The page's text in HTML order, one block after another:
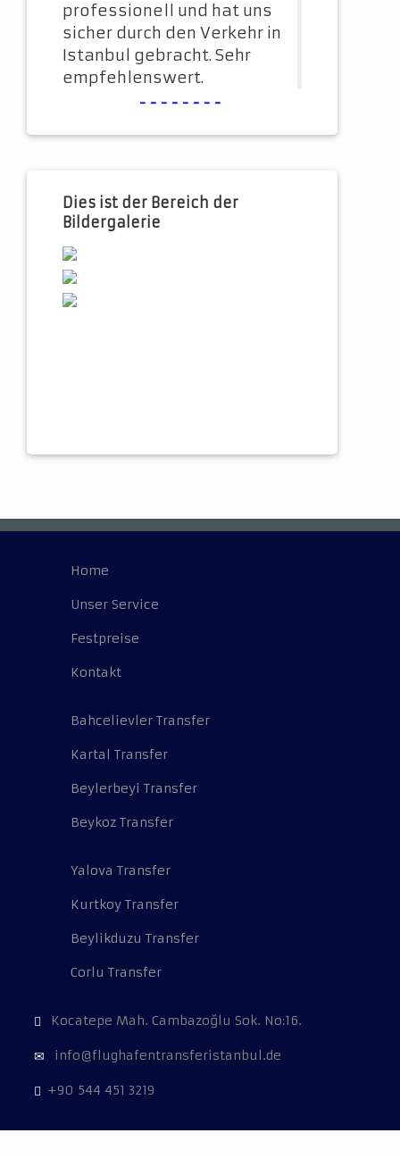
professionell und hat uns
sicher durch den Verkehr in
Istanbul gebracht. Sehr
empfehlenswert.
--------
Dies ist der Bereich der
Bildergalerie
Home
Unser Service
Festpreise
Kontakt
Bahcelievler Transfer
Kartal Transfer
Beylerbeyi Transfer
Beykoz Transfer
Yalova Transfer
Kurtkoy Transfer
Beylikduzu Transfer
Corlu Transfer
Kocatepe Mah. Cambazoğlu Sok. No:16.
info@flughafentransferistanbul.de
+90 544 451 3219